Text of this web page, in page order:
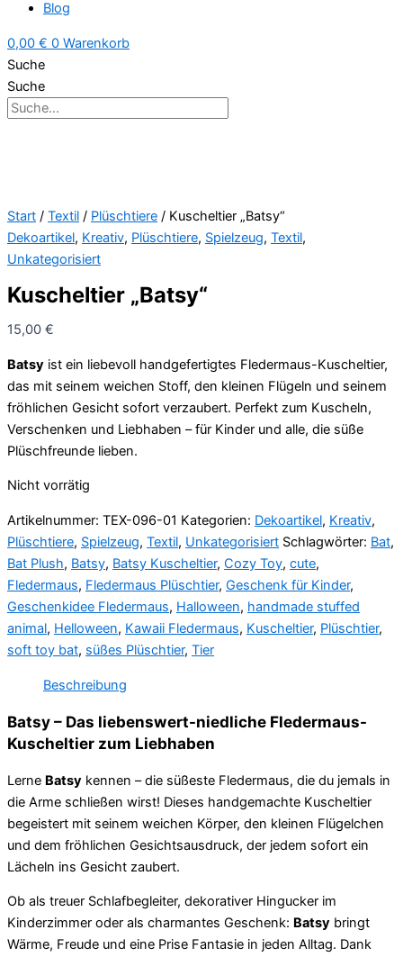
Blog
0,00 € 0 Warenkorb
Suche
Suche
Start / Textil / Plüschtiere / Kuscheltier „Batsy“
Dekoartikel, Kreativ, Plüschtiere, Spielzeug, Textil,
Unkategorisiert
Kuscheltier „Batsy“
15,00 €
Batsy ist ein liebevoll handgefertigtes Fledermaus-Kuscheltier,
das mit seinem weichen Stoff, den kleinen Flügeln und seinem
fröhlichen Gesicht sofort verzaubert. Perfekt zum Kuscheln,
Verschenken und Liebhaben – für Kinder und alle, die süße
Plüschfreunde lieben.
Nicht vorrätig
Artikelnummer: TEX-096-01 Kategorien: Dekoartikel, Kreativ,
Plüschtiere, Spielzeug, Textil, Unkategorisiert Schlagwörter: Bat,
Bat Plush, Batsy, Batsy Kuscheltier, Cozy Toy, cute,
Fledermaus, Fledermaus Plüschtier, Geschenk für Kinder,
Geschenkidee Fledermaus, Halloween, handmade stuffed
animal, Helloween, Kawaii Fledermaus, Kuscheltier, Plüschtier,
soft toy bat, süßes Plüschtier, Tier
Beschreibung
Batsy – Das liebenswert-niedliche Fledermaus-
Kuscheltier zum Liebhaben
Lerne Batsy kennen – die süßeste Fledermaus, die du jemals in
die Arme schließen wirst! Dieses handgemachte Kuscheltier
begeistert mit seinem weichen Körper, den kleinen Flügelchen
und dem fröhlichen Gesichtsausdruck, der jedem sofort ein
Lächeln ins Gesicht zaubert.
Ob als treuer Schlafbegleiter, dekorativer Hingucker im
Kinderzimmer oder als charmantes Geschenk: Batsy bringt
Wärme, Freude und eine Prise Fantasie in jeden Alltag. Dank